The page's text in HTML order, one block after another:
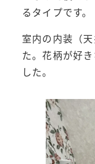
るタイプです。
室内の内装（
た。花柄が好
した。